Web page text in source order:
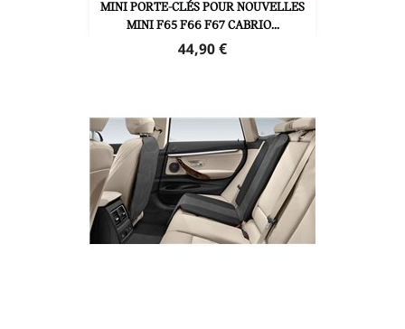
MINI PORTE-CLÉS POUR NOUVELLES
MINI F65 F66 F67 CABRIO...
Prix
44,90 €